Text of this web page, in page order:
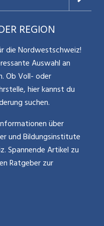
der
des Gartens
an
intern oder extern
Aufgaben wie z.B.
der Freizeit,
REGION
die Nordwestschweiz!
Auswahl an
Ob Voll- oder
hier kannst du
suchen.
über
und Bildungsinstitute
Spannende Artikel zu
Ratgeber zur